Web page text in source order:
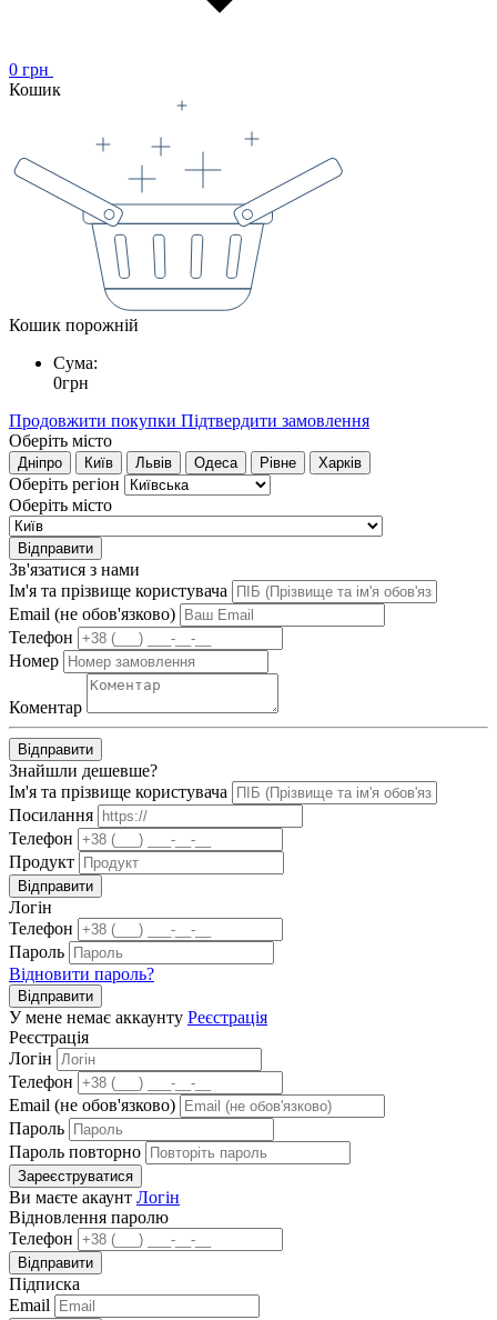
0 грн
Кошик
Кошик порожній
Сума:
0грн
Продовжити покупки Підтвердити замовлення
Оберіть місто
Дніпро Київ Львів Одеса Рівне Харків
Оберіть регіон
Оберіть місто
Відправити
Зв'язатися з нами
Ім'я та прізвище користувача
Email (не обов'язково)
Телефон
Номер
Коментар
Відправити
Знайшли дешевше?
Ім'я та прізвище користувача
Посилання
Телефон
Продукт
Відправити
Логін
Телефон
Пароль
Відновити пароль?
Відправити
У мене немає аккаунту Реєстрація
Реєстрація
Логін
Телефон
Email (не обов'язково)
Пароль
Пароль повторно
Зареєструватися
Ви маєте акаунт Логін
Відновлення паролю
Телефон
Відправити
Підписка
Email